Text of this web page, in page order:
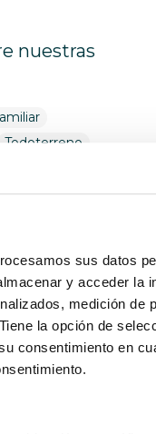
sus datos
y acceder la
medición de
la opción de
consentimiento en
nuestras
Todoterreno
(Diesel)